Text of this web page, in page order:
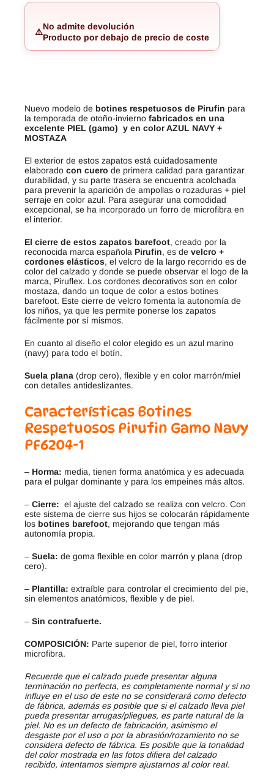
⚠️
No admite devolución
Producto por debajo de precio de coste
Nuevo modelo de botines respetuosos de Pirufin para
la temporada de otoño-invierno fabricados en una
excelente PIEL (gamo) y en color AZUL NAVY +
MOSTAZA
El exterior de estos zapatos está cuidadosamente
elaborado con cuero de primera calidad para garantizar
durabilidad, y su parte trasera se encuentra acolchada
para prevenir la aparición de ampollas o rozaduras + piel
serraje en color azul. Para asegurar una comodidad
excepcional, se ha incorporado un forro de microfibra en
el interior.
El cierre de estos zapatos barefoot, creado por la
reconocida marca española Pirufin, es de velcro +
cordones elásticos, el velcro de la largo recorrido es de
color del calzado y donde se puede observar el logo de la
marca, Piruflex. Los cordones decorativos son en color
mostaza, dando un toque de color a estos botines
barefoot. Este cierre de velcro fomenta la autonomía de
los niños, ya que les permite ponerse los zapatos
fácilmente por sí mismos.
En cuanto al diseño el color elegido es un azul marino
(navy) para todo el botín.
Suela plana (drop cero), flexible y en color marrón/miel
con detalles antideslizantes.
Características Botines
Respetuosos Pirufin Gamo Navy
PF6204-1
– Horma: media, tienen forma anatómica y es adecuada
para el pulgar dominante y para los empeines más altos.
– Cierre: el ajuste del calzado se realiza con velcro. Con
este sistema de cierre sus hijos se colocarán rápidamente
los botines barefoot, mejorando que tengan más
autonomía propia.
– Suela: de goma flexible en color marrón y plana (drop
cero).
– Plantilla: extraíble para controlar el crecimiento del pie,
sin elementos anatómicos, flexible y de piel.
– Sin contrafuerte.
COMPOSICIÓN: Parte superior de piel, forro interior
microfibra.
Recuerde que el calzado puede presentar alguna
terminación no perfecta, es completamente normal y si no
influye en el uso de este no se considerará como defecto
de fábrica, además es posible que si el calzado lleva piel
pueda presentar arrugas/pliegues, es parte natural de la
piel. No es un defecto de fabricación, asimismo el
desgaste por el uso o por la abrasión/rozamiento no se
considera defecto de fábrica. Es posible que la tonalidad
del color mostrada en las fotos difiera del calzado
recibido, intentamos siempre ajustarnos al color real.